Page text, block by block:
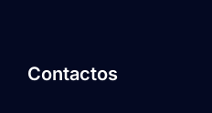
Contactos